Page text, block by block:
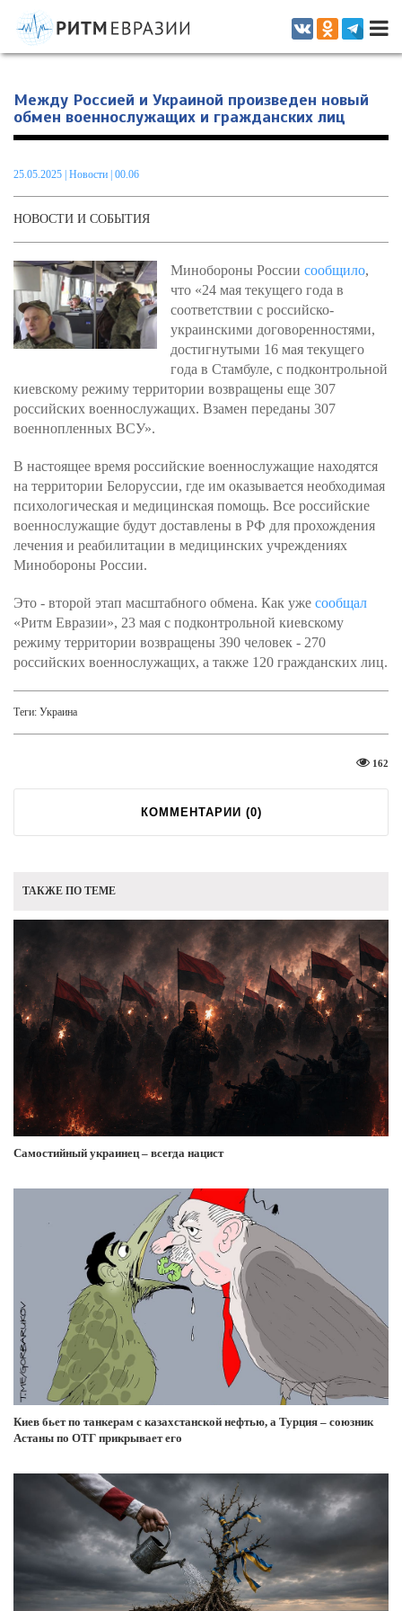
Информационно-аналитическое издание, посвященное актуальным
проблемам интеграции на постсоветском пространстве
Между Россией и Украиной произведен новый
обмен военнослужащих и гражданских лиц
25.05.2025 Новости | 00.06
НОВОСТИ И СОБЫТИЯ
Минобороны России сообщило,
что «24 мая текущего года в
соответствии с российско-
украинскими договоренностями,
достигнутыми 16 мая текущего
года в Стамбуле, с подконтрольной
киевскому режиму территории возвращены еще 307
российских военнослужащих. Взамен переданы 307
военнопленных ВСУ».
В настоящее время российские военнослужащие находятся
на территории Белоруссии, где им оказывается необходимая
психологическая и медицинская помощь. Все российские
военнослужащие будут доставлены в РФ для прохождения
лечения и реабилитации в медицинских учреждениях
Минобороны России.
Это - второй этап масштабного обмена. Как уже сообщал
«Ритм Евразии», 23 мая с подконтрольной киевскому
режиму территории возвращены 390 человек - 270
российских военнослужащих, а также 120 гражданских лиц.
Теги: Украина
162
КОММЕНТАРИИ (0)
ТАКЖЕ ПО ТЕМЕ
Самостийный украинец – всегда нацист
Киев бьет по танкерам с казахстанской нефтью, а Турция – союзник
Астаны по ОТГ прикрывает его